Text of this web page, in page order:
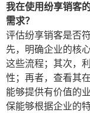
我在使用纷享销客
需求？
评估纷享销客是否
先，明确企业的核
这些流程；其次，
性；再者，查看其
能够提供有价值的
保能够根据企业的